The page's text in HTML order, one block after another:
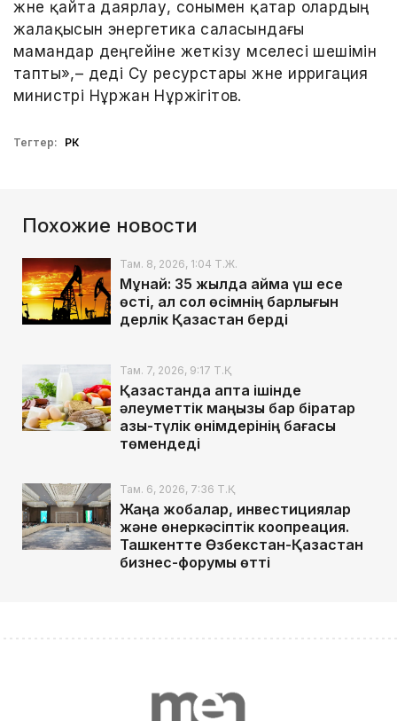
және қайта даярлау, сонымен қатар олардың
жалақысын энергетика саласындағы
мамандар деңгейіне жеткізу мәселесі шешімін
тапты»,– деді Су ресурстары және ирригация
министрі Нұржан Нұржігітов.
Тегтер: РК
Похожие новости
Там. 8, 2026, 1:04 Т.Ж.
Мұнай: 35 жылда аймақ үш есе
өсті, ал сол өсімнің барлығын
дерлік Қазақстан берді
Там. 7, 2026, 9:17 Т.Қ.
Қазақстанда апта ішінде
әлеуметтік маңызы бар бірқатар
азық-түлік өнімдерінің бағасы
төмендеді
Там. 6, 2026, 7:36 Т.Қ.
Жаңа жобалар, инвестициялар
және өнеркәсіптік коопреация.
Ташкентте Өзбекстан-Қазақстан
бизнес-форумы өтті